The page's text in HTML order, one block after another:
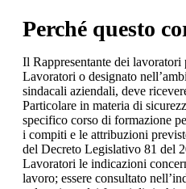
Perché questo
Il Rappresentante dei lavoratori
Lavoratori o designato
sindacali aziendali, deve
Particolare in materia di
specifico corso di formazione
i compiti e le attribuzioni
del Decreto Legislativo 81 del
Lavoratori le indicazioni
lavoro; essere consultato